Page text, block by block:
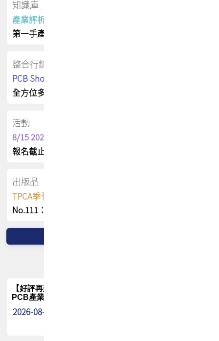
知識庫_會員專屬
產業評析報告
第一手產業資訊
整合行銷
PCB Shop 採購指南
全方位多元曝光方案
活動
8/15 2026 TPCA健康盃保齡球聯誼賽
報名截止日 : 8/3 活動日期 : 8/15
出版品
TPCA季刊 FREE 線上版
No.111：PCB全球風險布局與韌性
【好評再延長】PCB GPT 全面開放體驗延長到8月!!
PCB產業專屬 AI 知識平台
2026-08-04